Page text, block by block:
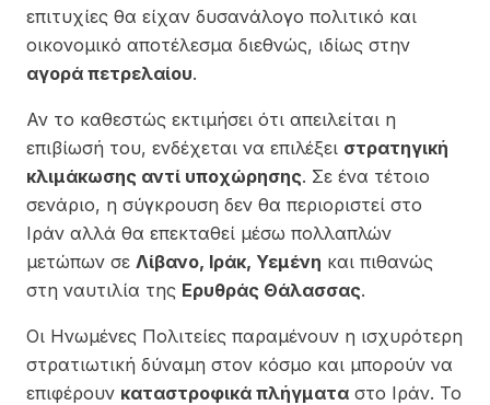
επιτυχίες θα είχαν δυσανάλογο πολιτικό και
οικονομικό αποτέλεσμα διεθνώς, ιδίως στην
αγορά πετρελαίου.
Αν το καθεστώς εκτιμήσει ότι απειλείται η
επιβίωσή του, ενδέχεται να επιλέξει στρατηγική
κλιμάκωσης αντί υποχώρησης. Σε ένα τέτοιο
σενάριο, η σύγκρουση δεν θα περιοριστεί στο
Ιράν αλλά θα επεκταθεί μέσω πολλαπλών
μετώπων σε Λίβανο, Ιράκ, Υεμένη και πιθανώς
στη ναυτιλία της Ερυθράς Θάλασσας.
Οι Ηνωμένες Πολιτείες παραμένουν η ισχυρότερη
στρατιωτική δύναμη στον κόσμο και μπορούν να
επιφέρουν καταστροφικά πλήγματα στο Ιράν. Το